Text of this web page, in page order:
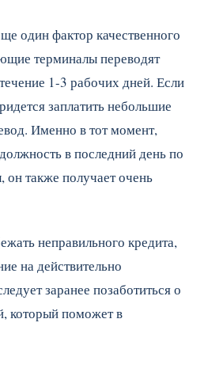
один фактор качественного
терминалы переводят
1-3 рабочих дней. Если
заплатить небольшие
Именно в тот момент,
в последний день по
он также получает очень
неправильного кредита,
на действительно
заранее позаботиться о
который поможет в